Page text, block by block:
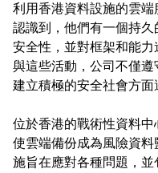
利用香港資料設施的雲
認識到，他們有一個持
安全性，並對框架和能
與這些活動，公司不僅
建立積極的安全社會方面
位於香港的戰術性資料中
使雲端備份成為風險資
施旨在應對各種問題，